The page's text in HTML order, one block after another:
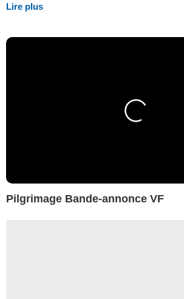
Lire plus
Pilgrimage Bande-annonce VF